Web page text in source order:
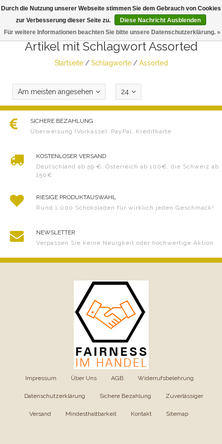
Artikel mit Schlagwort Assorted
Startseite/ Schlagworte/ Assorted
Am meisten angesehen 24
SICHERE BEZAHLUNG
Überweisung (Vorkasse), PayPal, Kreditkarte
KOSTENLOSER VERSAND
Deutschland ab 59 €, Österreich ab 100€, die Schweiz ab
150€
RIESIGE PRODUKTAUSWAHL
Rund 1.000 Schokoladen für wirklich jeden Geschmack!
NEWSLETTER
Verpassen Sie keine Neuigkeit oder hochwertige Aktion
Impressum Über Uns AGB Widerrufsbelehrung
Datenschutzerklärung Sichere Bezahlung Zuverlässiger
Versand Mindesthaltbarkeit Kontakt Sitemap
Durch die Nutzung unserer Webseite stimmen Sie dem Gebrauch von Cookies
zur Verbesserung dieser Seite zu.
Diese Nachricht Ausblenden
Für weitere Informationen beachten Sie bitte unsere Datenschutzerklärung. »